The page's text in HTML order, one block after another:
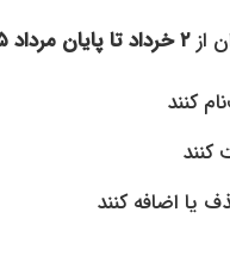
از۲ خرداد تا پایان مرداد ۱۴۰۵
کنند
یا اضافه کنند